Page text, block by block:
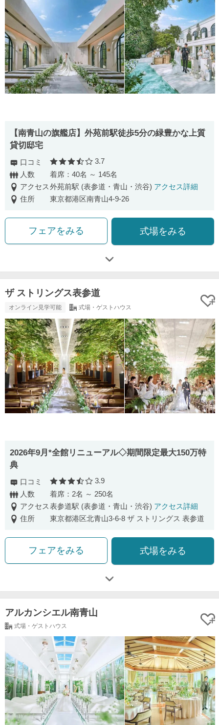
【南⻘⼭の旗艦店】外苑前駅徒歩5分の緑豊かな上質
貸切邸宅
口コミ 口コミ評価
3.7
人数
着席：40名 ～ 145名
アクセス外苑前駅 (表参道・青山・渋谷) アクセス詳細
住所
東京都港区南青山4-9-26
フェアをみる 式場をみる
ザ ストリングス表参道
オンライン見学可能 式場・ゲストハウス
2026年9月*全館リニューアル◇期間限定最大150万特
典
口コミ 口コミ評価
3.9
人数
着席：2名 ～ 250名
アクセス表参道駅 (表参道・青山・渋谷) アクセス詳細
住所
東京都港区北青山3-6-8 ザ ストリングス 表参道
フェアをみる 式場をみる
アルカンシエル南青山
式場・ゲストハウス